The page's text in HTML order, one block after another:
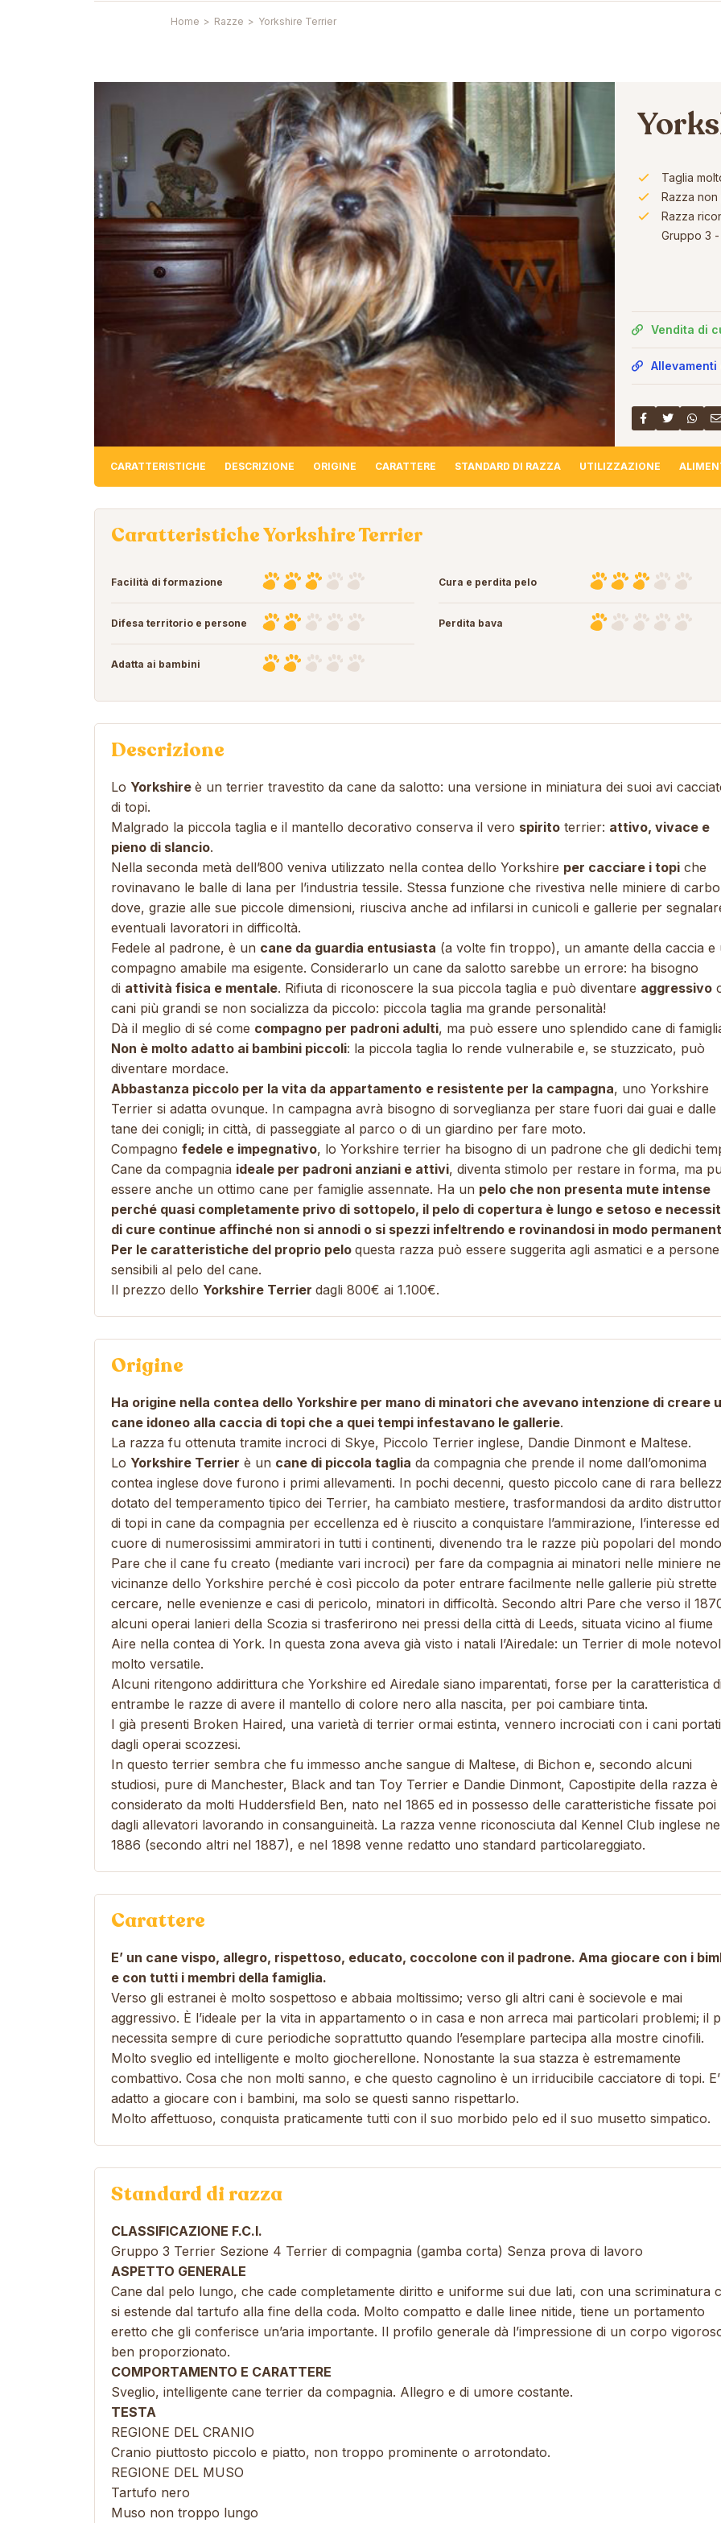
Home > Razze > Yorkshire Terrier
Taglia
Razza
Razza
Gruppo 3
Vendita di
CARATTERISTICHE DESCRIZIONE ORIGINE CARATTERE STANDARD DI RAZZA UTILIZZAZIONE
Caratteristiche Yorkshire Terrier
Facilità di formazione
Difesa territorio e persone
Adatta ai bambini
Cura e perdita pelo
Perdita bava
Descrizione
Lo Yorkshire è un terrier travestito da cane da salotto: una versione in miniatura dei suoi avi
di topi.
Malgrado la piccola taglia e il mantello decorativo conserva il vero spirito terrier: attivo, vivace e
pieno di slancio.
Nella seconda metà dell’800 veniva utilizzato nella contea dello Yorkshire per cacciare i topi che
rovinavano le balle di lana per l’industria tessile. Stessa funzione che rivestiva nelle miniere di
dove, grazie alle sue piccole dimensioni, riusciva anche ad infilarsi in cunicoli e gallerie per
eventuali lavoratori in difficoltà.
Fedele al padrone, è un cane da guardia entusiasta (a volte fin troppo), un amante della caccia e
compagno amabile ma esigente. Considerarlo un cane da salotto sarebbe un errore: ha bisogno
di attività fisica e mentale. Rifiuta di riconoscere la sua piccola taglia e può diventare aggressivo
cani più grandi se non socializza da piccolo: piccola taglia ma grande personalità!
Dà il meglio di sé come compagno per padroni adulti, ma può essere uno splendido cane di
Non è molto adatto ai bambini piccoli: la piccola taglia lo rende vulnerabile e, se stuzzicato, può
diventare mordace.
Abbastanza piccolo per la vita da appartamento e resistente per la campagna, uno Yorkshire
Terrier si adatta ovunque. In campagna avrà bisogno di sorveglianza per stare fuori dai guai e dalle
tane dei conigli; in città, di passeggiate al parco o di un giardino per fare moto.
Compagno fedele e impegnativo, lo Yorkshire terrier ha bisogno di un padrone che gli dedichi
Cane da compagnia ideale per padroni anziani e attivi, diventa stimolo per restare in forma, ma
essere anche un ottimo cane per famiglie assennate. Ha un pelo che non presenta mute intense
perché quasi completamente privo di sottopelo, il pelo di copertura è lungo e setoso e
di cure continue affinché non si annodi o si spezzi infeltrendo e rovinandosi in modo
Per le caratteristiche del proprio pelo questa razza può essere suggerita agli asmatici e a persone
sensibili al pelo del cane.
Il prezzo dello Yorkshire Terrier dagli 800€ ai 1.100€.
Origine
Ha origine nella contea dello Yorkshire per mano di minatori che avevano intenzione di creare
cane idoneo alla caccia di topi che a quei tempi infestavano le gallerie.
La razza fu ottenuta tramite incroci di Skye, Piccolo Terrier inglese, Dandie Dinmont e Maltese.
Lo Yorkshire Terrier è un cane di piccola taglia da compagnia che prende il nome dall’omonima
contea inglese dove furono i primi allevamenti. In pochi decenni, questo piccolo cane di rara
dotato del temperamento tipico dei Terrier, ha cambiato mestiere, trasformandosi da ardito
di topi in cane da compagnia per eccellenza ed è riuscito a conquistare l’ammirazione, l’interesse
cuore di numerosissimi ammiratori in tutti i continenti, divenendo tra le razze più popolari del
Pare che il cane fu creato (mediante vari incroci) per fare da compagnia ai minatori nelle miniere
vicinanze dello Yorkshire perché è così piccolo da poter entrare facilmente nelle gallerie più strette
cercare, nelle evenienze e casi di pericolo, minatori in difficoltà. Secondo altri Pare che verso il
alcuni operai lanieri della Scozia si trasferirono nei pressi della città di Leeds, situata vicino al fiume
Aire nella contea di York. In questa zona aveva già visto i natali l’Airedale: un Terrier di mole
molto versatile.
Alcuni ritengono addirittura che Yorkshire ed Airedale siano imparentati, forse per la caratteristica
entrambe le razze di avere il mantello di colore nero alla nascita, per poi cambiare tinta.
I già presenti Broken Haired, una varietà di terrier ormai estinta, vennero incrociati con i cani portati
dagli operai scozzesi.
In questo terrier sembra che fu immesso anche sangue di Maltese, di Bichon e, secondo alcuni
studiosi, pure di Manchester, Black and tan Toy Terrier e Dandie Dinmont, Capostipite della razza è
considerato da molti Huddersfield Ben, nato nel 1865 ed in possesso delle caratteristiche fissate poi
dagli allevatori lavorando in consanguineità. La razza venne riconosciuta dal Kennel Club inglese
1886 (secondo altri nel 1887), e nel 1898 venne redatto uno standard particolareggiato.
Carattere
E’ un cane vispo, allegro, rispettoso, educato, coccolone con il padrone. Ama giocare con i
e con tutti i membri della famiglia.
Verso gli estranei è molto sospettoso e abbaia moltissimo; verso gli altri cani è socievole e mai
aggressivo. È l’ideale per la vita in appartamento o in casa e non arreca mai particolari problemi; il
necessita sempre di cure periodiche soprattutto quando l’esemplare partecipa alla mostre cinofili.
Molto sveglio ed intelligente e molto giocherellone. Nonostante la sua stazza è estremamente
combattivo. Cosa che non molti sanno, e che questo cagnolino è un irriducibile cacciatore di topi. E’
adatto a giocare con i bambini, ma solo se questi sanno rispettarlo.
Molto affettuoso, conquista praticamente tutti con il suo morbido pelo ed il suo musetto simpatico.
Standard di razza
CLASSIFICAZIONE F.C.I.
Gruppo 3 Terrier Sezione 4 Terrier di compagnia (gamba corta) Senza prova di lavoro
ASPETTO GENERALE
Cane dal pelo lungo, che cade completamente diritto e uniforme sui due lati, con una scriminatura
si estende dal tartufo alla fine della coda. Molto compatto e dalle linee nitide, tiene un portamento
eretto che gli conferisce un’aria importante. Il profilo generale dà l’impressione di un corpo
ben proporzionato.
COMPORTAMENTO E CARATTERE
Sveglio, intelligente cane terrier da compagnia. Allegro e di umore costante.
TESTA
REGIONE DEL CRANIO
Cranio piuttosto piccolo e piatto, non troppo prominente o arrotondato.
REGIONE DEL MUSO
Tartufo nero
Muso non troppo lungo